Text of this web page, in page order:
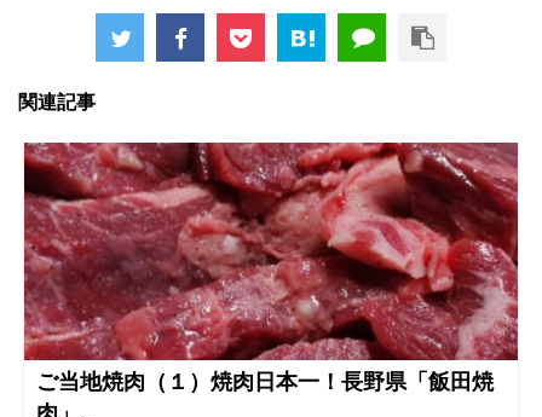
関連記事
ご当地焼肉（１）焼肉日本一！長野県「飯田焼